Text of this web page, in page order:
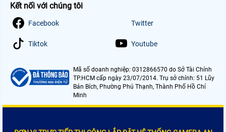
Kết nối với chúng tôi
Facebook Twitter
Tiktok Youtube
Mã số doanh nghiệp: 0312866570 do Sở Tài Chính
TP.HCM cấp ngày 23/07/2014. Trụ sở chính: 51 Lũy
Bán Bích, Phường Phú Thạnh, Thành Phố Hồ Chí
Minh